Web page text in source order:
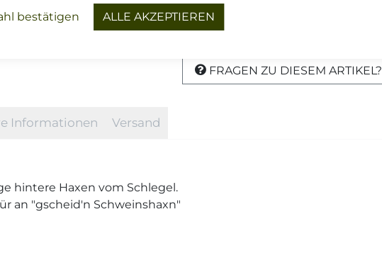
bestätigen ALLE AKZEPTIEREN
FRAGEN ZU DIESEM ARTIKEL?
Informationen Versand
hintere Haxen vom Schlegel.
an "gscheid'n Schweinshaxn"